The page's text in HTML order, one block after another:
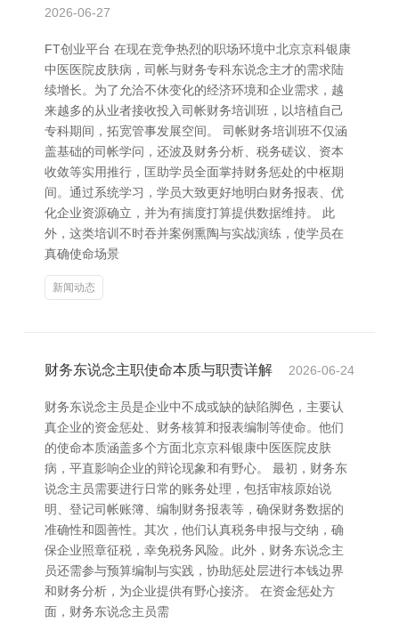
2026-06-27
FT创业平台 在现在竞争热烈的职场环境中北京京科银康
中医医院皮肤病，司帐与财务专科东说念主才的需求陆
续增长。为了允洽不休变化的经济环境和企业需求，越
来越多的从业者接收投入司帐财务培训班，以培植自己
专科期间，拓宽管事发展空间。 司帐财务培训班不仅涵
盖基础的司帐学问，还波及财务分析、税务磋议、资本
收敛等实用推行，匡助学员全面掌持财务惩处的中枢期
间。通过系统学习，学员大致更好地明白财务报表、优
化企业资源确立，并为有揣度打算提供数据维持。 此
外，这类培训不时吞并案例熏陶与实战演练，使学员在
真确使命场景
新闻动态
财务东说念主职使命本质与职责详解 2026-06-24
财务东说念主员是企业中不成或缺的缺陷脚色，主要认
真企业的资金惩处、财务核算和报表编制等使命。他们
的使命本质涵盖多个方面北京京科银康中医医院皮肤
病，平直影响企业的辩论现象和有野心。 最初，财务东
说念主员需要进行日常的账务处理，包括审核原始说
明、登记司帐账簿、编制财务报表等，确保财务数据的
准确性和圆善性。其次，他们认真税务申报与交纳，确
保企业照章征税，幸免税务风险。此外，财务东说念主
员还需参与预算编制与实践，协助惩处层进行本钱边界
和财务分析，为企业提供有野心接济。 在资金惩处方
面，财务东说念主员需